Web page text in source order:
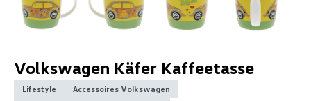
Volkswagen Käfer Kaffeetasse
Lifestyle
Accessoires Volkswagen